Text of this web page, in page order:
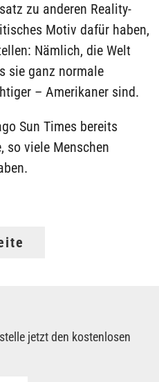
zu anderen Reality-
Motiv dafür haben,
Nämlich, die Welt
sie ganz normale
– Amerikaner sind.
Sun Times bereits
so viele Menschen
jetzt den kostenlosen